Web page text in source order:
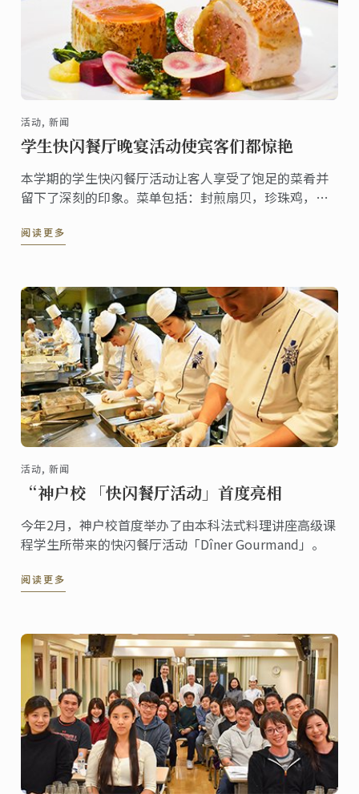
活动, 新闻
学生快闪餐厅晚宴活动使宾客们都惊艳
本学期的学生快闪餐厅活动让客人享受了饱足的菜肴并
留下了深刻的印象。菜单包括：封煎扇贝，珍珠鸡，以
阅读更多
活动, 新闻
“神户校 「快闪餐厅活动」首度亮相
今年2月，神户校首度举办了由本科法式料理讲座高级课
程学生所带来的快闪餐厅活动「Dîner Gourmand」。
阅读更多